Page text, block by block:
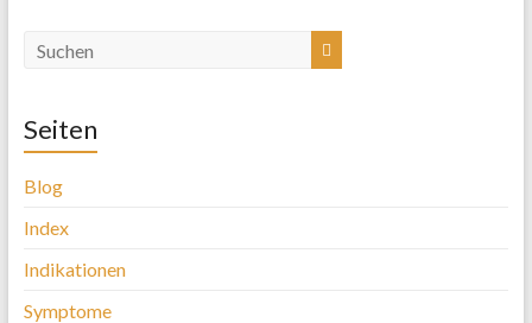
Seiten
Blog
Index
Indikationen
Symptome